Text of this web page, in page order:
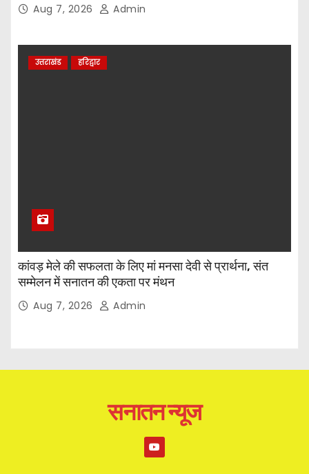
Aug 7, 2026 Admin
उत्तराखंड हरिद्वार
कांवड़ मेले की सफलता के लिए मां मनसा देवी से प्रार्थना, संत
सम्मेलन में सनातन की एकता पर मंथन
Aug 7, 2026 Admin
सनातन न्यूज